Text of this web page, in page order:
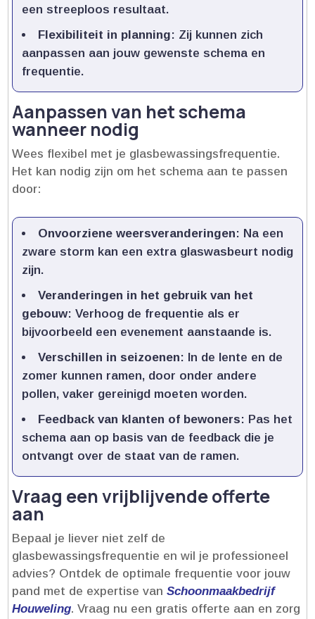
een streeploos resultaat.​
Flexibiliteit in planning: Zij kunnen zich
aanpassen aan jouw gewenste schema en
frequentie.​
Aanpassen van het schema
wanneer nodig
Wees flexibel met je glasbewassingsfrequentie.​
Het kan nodig zijn om het schema aan te passen
door:
Onvoorziene weersveranderingen: Na een
zware storm kan een extra glaswasbeurt nodig
zijn.​
Veranderingen in het gebruik van het
gebouw: Verhoog de frequentie als er
bijvoorbeeld een evenement aanstaande is.​
Verschillen in seizoenen: In de lente en de
zomer kunnen ramen, door onder andere
pollen, vaker gereinigd moeten worden.​
Feedback van klanten of bewoners: Pas het
schema aan op basis van de feedback die je
ontvangt over de staat van de ramen.​
Vraag een vrijblijvende offerte
aan
Bepaal je liever niet zelf de
glasbewassingsfrequentie en wil je professioneel
advies? Ontdek de optimale frequentie voor jouw
pand met de expertise vanSchoonmaakbedrijf
Houweling.​ Vraag nu een gratis offerte aan en zorg